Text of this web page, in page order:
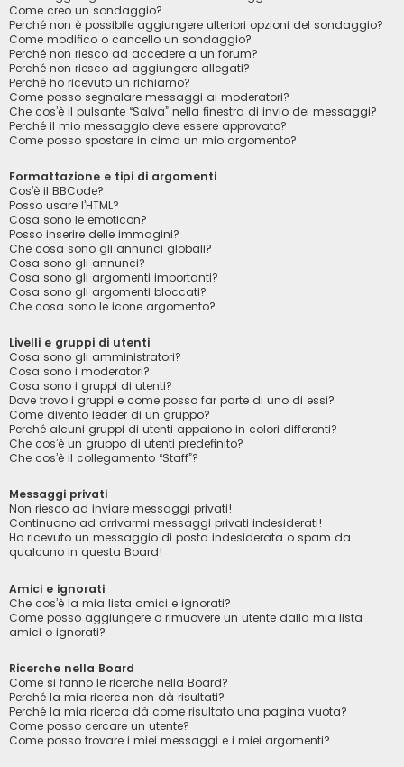
Come creo un sondaggio?
Perché non è possibile aggiungere ulteriori opzioni del sondaggio?
Come modifico o cancello un sondaggio?
Perché non riesco ad accedere a un forum?
Perché non riesco ad aggiungere allegati?
Perché ho ricevuto un richiamo?
Come posso segnalare messaggi ai moderatori?
Che cos’è il pulsante “Salva” nella finestra di invio dei messaggi?
Perché il mio messaggio deve essere approvato?
Come posso spostare in cima un mio argomento?
Formattazione e tipi di argomenti
Cos’è il BBCode?
Posso usare l’HTML?
Cosa sono le emoticon?
Posso inserire delle immagini?
Che cosa sono gli annunci globali?
Cosa sono gli annunci?
Cosa sono gli argomenti importanti?
Cosa sono gli argomenti bloccati?
Che cosa sono le icone argomento?
Livelli e gruppi di utenti
Cosa sono gli amministratori?
Cosa sono i moderatori?
Cosa sono i gruppi di utenti?
Dove trovo i gruppi e come posso far parte di uno di essi?
Come divento leader di un gruppo?
Perché alcuni gruppi di utenti appaiono in colori differenti?
Che cos’è un gruppo di utenti predefinito?
Che cos’è il collegamento “Staff”?
Messaggi privati
Non riesco ad inviare messaggi privati!
Continuano ad arrivarmi messaggi privati indesiderati!
Ho ricevuto un messaggio di posta indesiderata o spam da
qualcuno in questa Board!
Amici e ignorati
Che cos’è la mia lista amici e ignorati?
Come posso aggiungere o rimuovere un utente dalla mia lista
amici o ignorati?
Ricerche nella Board
Come si fanno le ricerche nella Board?
Perché la mia ricerca non dà risultati?
Perché la mia ricerca dà come risultato una pagina vuota?
Come posso cercare un utente?
Come posso trovare i miei messaggi e i miei argomenti?